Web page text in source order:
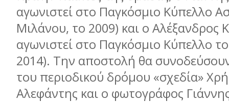
αγωνιστεί στο Παγκόσμιο Κύπελλο
Μιλάνου, το 2009) και ο Αλέξανδρος
αγωνιστεί στο Παγκόσμιο Κύπελλο
2014). Την αποστολή θα
του περιοδικού δρόμου «σχεδία»
Αλεφάντης και ο φωτογράφος